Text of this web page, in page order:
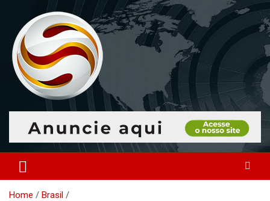
content
Portal Monitoramento
O portal que manitora a notícias para você!
Home
Brasil